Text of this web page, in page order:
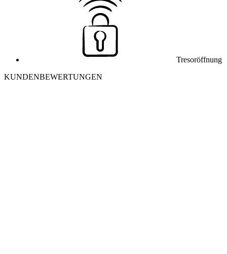
Tresoröffnung
KUNDENBEWERTUNGEN